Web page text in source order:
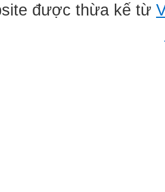
được thừa kế từ